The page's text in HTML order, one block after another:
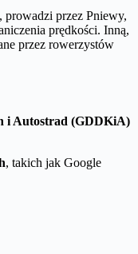
prowadzi przez Pniewy,
prędkości. Inną,
przez rowerzystów
i Autostrad (GDDKiA)
, takich jak Google